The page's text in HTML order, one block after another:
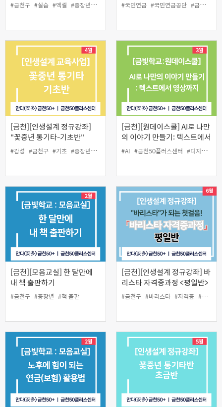
#금천구 #실습 #엑셀 #중장년 #컴퓨터 #편집
#국민연금 #국민연금공단 #금천구
[금천][인생설계 정규강좌]
"꽃중년 통기타-기초반"
#감성 #금천구 #기초 #중장년 #통기타
[금천][원데이스쿨] AI로 나만
의 이야기 만들기: 텍스트에서
영상까지
#AI #금천50플러스센터 #디지털문화
[금천][모음교실] 한 달만에
내 책 출판하기
#금천구 #중장년 #책 출판
[금천][인생설계 정규강좌] 바
리스타 자격증과정 <평일반>
#금천구 #바리스타 #자격증 #주간